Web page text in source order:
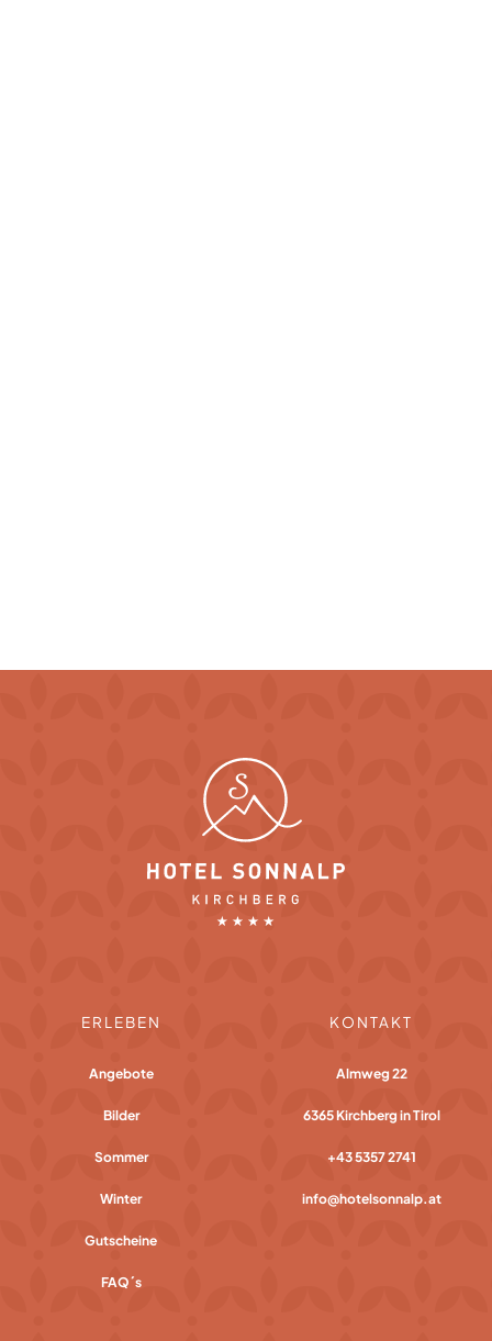
ERLEBEN
Angebote
Bilder
Sommer
Winter
Gutscheine
FAQ´s
KONTAKT
Almweg 22
6365 Kirchberg in Tirol
+43 5357 2741
info@hotelsonnalp.at